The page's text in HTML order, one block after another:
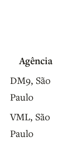
Agência
DM9, São
Paulo
VML, São
Paulo